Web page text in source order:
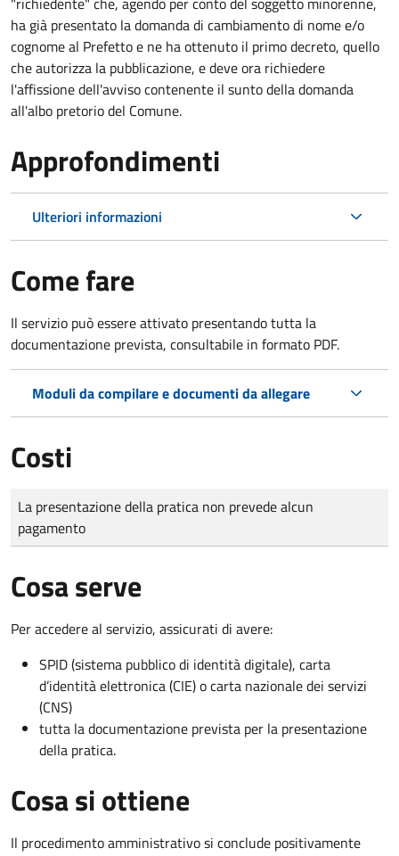
ha già presentato la domanda di cambiamento di nome e/o
cognome al Prefetto e ne ha ottenuto il primo decreto, quello
che autorizza la pubblicazione, e deve ora richiedere
l'affissione dell'avviso contenente il sunto della domanda
all'albo pretorio del Comune.
Approfondimenti
Ulteriori informazioni
Come fare
Il servizio può essere attivato presentando tutta la
documentazione prevista, consultabile in formato PDF.
Moduli da compilare e documenti da allegare
Costi
Tipo di pagamento
Importo
La presentazione della pratica non prevede alcun
pagamento
Cosa serve
Per accedere al servizio, assicurati di avere:
SPID (sistema pubblico di identità digitale), carta
d’identità elettronica (CIE) o carta nazionale dei servizi
(CNS)
tutta la documentazione prevista per la presentazione
della pratica.
Cosa si ottiene
Il procedimento amministrativo si conclude positivamente